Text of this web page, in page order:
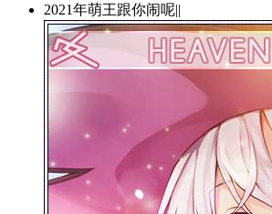
2021年萌王跟你闹呢||